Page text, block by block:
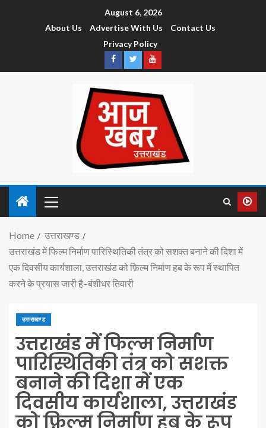
August 6, 2026
About Us
Advertise With Us
Contact Us
Privacy Policy
Home
उत्तराखण्ड
उत्तराखंड में फिल्म निर्माण पारिस्थितिकी तंत्र को सशक्त बनाने की दिशा में
एक दिवसीय कार्यशाला, उत्तराखंड को फ़िल्म निर्माण हब के रूप में स्थापित
करने के प्रयास जारी है–बंशीधर तिवारी
उत्तराखण्ड
उत्तराखंड में फिल्म निर्माण
पारिस्थितिकी तंत्र को सशक्त
बनाने की दिशा में एक
दिवसीय कार्यशाला, उत्तराखंड
को फ़िल्म निर्माण हब के रूप